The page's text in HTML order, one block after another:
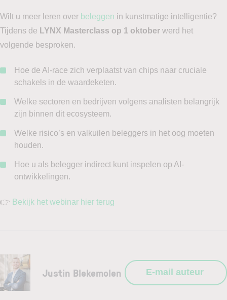
Wilt u meer leren over beleggen in kunstmatige intelligentie?
Tijdens de LYNX Masterclass op 1 oktober werd het
volgende besproken.
Hoe de AI-race zich verplaatst van chips naar cruciale
schakels in de waardeketen.
Welke sectoren en bedrijven volgens analisten belangrijk
zijn binnen dit ecosysteem.
Welke risico’s en valkuilen beleggers in het oog moeten
houden.
Hoe u als belegger indirect kunt inspelen op AI-
ontwikkelingen.
👉 Bekijk het webinar hier terug
Justin Blekemolen E-mail auteur